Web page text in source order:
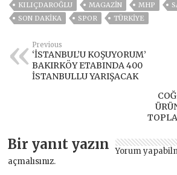
KILIÇDAROĞLU
MAGAZİN MHP
SON DAKIKA
SPOR TÜRKİYE
Previous
‘İSTANBUL’U KOŞUYORUM’
BAKIRKÖY ETABINDA 400
İSTANBULLU YARIŞACAK
Bir yanıt yazın Yorum
açmalısınız.